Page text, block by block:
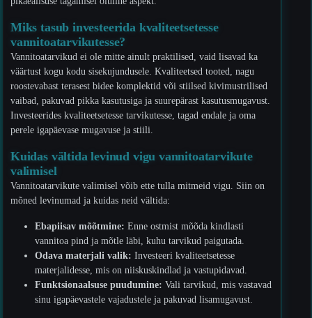
Miks tasub investeerida kvaliteetsetesse
vannitoatarvikutesse?
Vannitoatarvikud ei ole mitte ainult praktilised, vaid lisavad ka
väärtust kogu kodu sisekujundusele. Kvaliteetsed tooted, nagu
roostevabast terasest bidee komplektid või stiilsed kivimustrilised
vaibad, pakuvad pikka kasutusiga ja suurepärast kasutusmugavust.
Investeerides kvaliteetsetesse tarvikutesse, tagad endale ja oma
perele igapäevase mugavuse ja stiili.
Kuidas vältida levinud vigu vannitoatarvikute
valimisel
Vannitoatarvikute valimisel võib ette tulla mitmeid vigu. Siin on
mõned levinumad ja kuidas neid vältida:
Ebapiisav mõõtmine: Enne ostmist mõõda kindlasti
vannitoa pind ja mõtle läbi, kuhu tarvikud paigutada.
Odava materjali valik: Investeeri kvaliteetsetesse
materjalidesse, mis on niiskuskindlad ja vastupidavad.
Funktsionaalsuse puudumine: Vali tarvikud, mis vastavad
sinu igapäevastele vajadustele ja pakuvad lisamugavust.